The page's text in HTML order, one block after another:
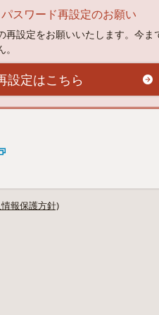
スワード再設定のお願い
再設定をお願いいたします。今ま
設定はこちら
報保護方針)